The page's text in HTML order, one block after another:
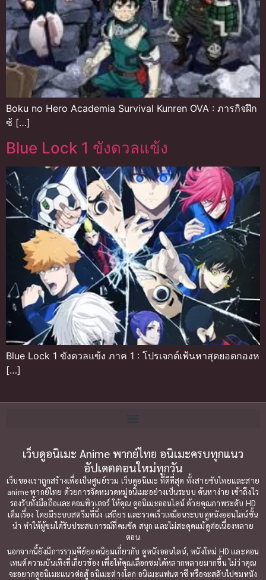
Boku no Hero Academia Survival Kunren OVA : ภารกิจฝึก
ซ้ […]
Blue Lock 1 ขังดวลแข้ง
Blue Lock 1 ขังดวลแข้ง ภาค 1 : โปรเจกต์เฟ้นหาสุดยอดกองห
[…]
เว็บดูอนิเมะ Anime พากย์ไทย อนิเมะครบทุกแนว
อัปเดตตอนใหม่ทุกวัน
เว็บของเราถูกสร้างเพื่อเป็นศูนย์รวม เว็บดูอนิเมะ ที่ดีที่สุด ทั้งสายซับไทยและสาย
anime พากย์ไทย ด้วยการจัดหมวดหมู่อนิเมะอย่างเป็นระบบ ค้นหาง่าย เข้าถึงไว
รองรับทั้งมือถือและคอมพิวเตอร์ ให้คุณ ดูอนิเมะออนไลน์ ด้วยคุณภาพระดับ HD
เต็มเรื่อง โดยมีระบบสตรีมที่นิ่ง เสถียร และรวดเร็วเหมือนระบบดูหนังออนไลน์ชั้น
นำ ทำให้ผู้ชมได้รับประสบการณ์ที่คมชัด สนุก และไม่สะดุดแม้ดูต่อเนื่องหลาย
ตอน
นอกจากนี้ยังมีการรวมคีย์ยอดนิยมเกี่ยวกับ ดูหนังออนไลน์, หนังใหม่ HD และคอน
เทนต์ความบันเทิงที่เกี่ยวข้อง เพื่อให้คุณเลือกชมได้หลากหลายมากขึ้น ไม่ว่าคุณ
จะอยากดูอนิเมะแนวต่อสู้ อนิเมะต่างโลก อนิเมะแฟนตาซี หรือจะสลับไปชมหนัง